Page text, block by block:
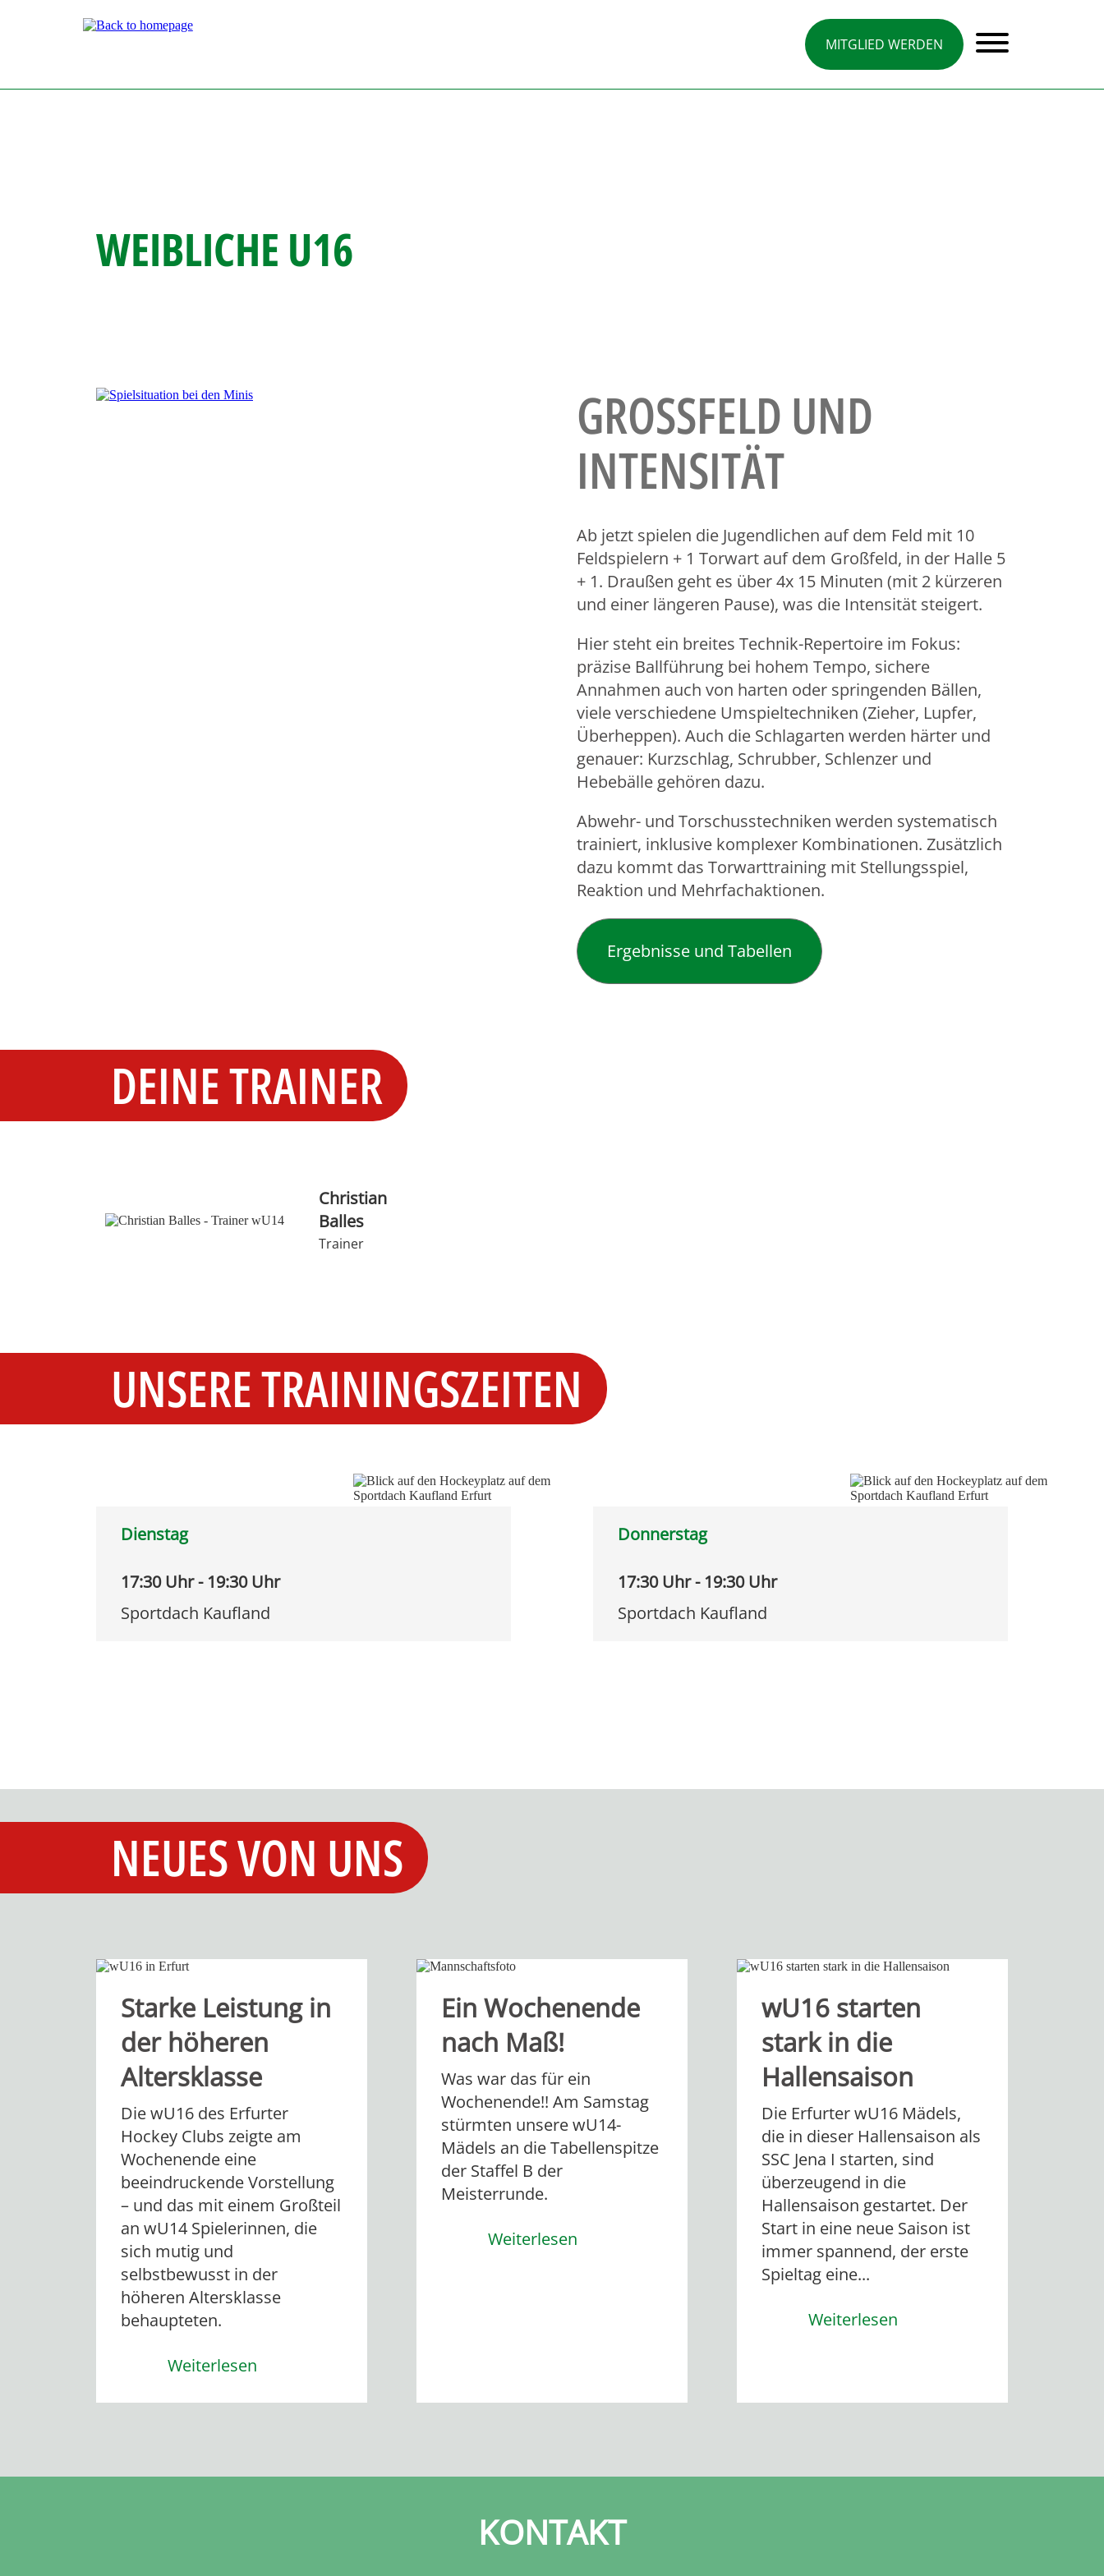
MITGLIED WERDEN
WEIBLICHE U16
GROSSFELD UND I
NTENSITÄT
Ab jetzt spielen die Jugendlichen auf dem Feld mit 10
Feldspielern + 1 Torwart auf dem Großfeld, in der Halle 5
+ 1. Draußen geht es über 4x 15 Minuten (mit 2 kürzeren
und einer längeren Pause), was die Intensität steigert.
Hier steht ein breites Technik-Repertoire im Fokus:
präzise Ballführung bei hohem Tempo, sichere
Annahmen auch von harten oder springenden Bällen,
viele verschiedene Umspieltechniken (Zieher, Lupfer,
Überheppen). Auch die Schlagarten werden härter und
genauer: Kurzschlag, Schrubber, Schlenzer und
Hebebälle gehören dazu.
Abwehr- und Torschusstechniken werden systematisch
trainiert, inklusive komplexer Kombinationen. Zusätzlich
dazu kommt das Torwarttraining mit Stellungsspiel,
Reaktion und Mehrfachaktionen.
Ergebnisse und Tabellen
DEINE TRAINER
Christian
Balles
Trainer
UNSERE TRAININGSZEITEN
Dienstag
17:30 Uhr - 19:30 Uhr
Sportdach Kaufland
Donnerstag
17:30 Uhr - 19:30 Uhr
Sportdach Kaufland
NEUES VON UNS
Starke Leistung in
der höheren
Altersklasse
Die wU16 des Erfurter
Hockey Clubs zeigte am
Wochenende eine
beeindruckende Vorstellung
– und das mit einem Großteil
an wU14 Spielerinnen, die
sich mutig und
selbstbewusst in der
höheren Altersklasse
behaupteten.
Weiterlesen
Ein Wochenende
nach Maß!
Was war das für ein
Wochenende!! Am Samstag
stürmten unsere wU14-
Mädels an die Tabellenspitze
der Staffel B der
Meisterrunde.
Weiterlesen
wU16 starten
stark in die
Hallensaison
Die Erfurter wU16 Mädels,
die in dieser Hallensaison als
SSC Jena I starten, sind
überzeugend in die
Hallensaison gestartet. Der
Start in eine neue Saison ist
immer spannend, der erste
Spieltag eine...
Weiterlesen
KONTAKT